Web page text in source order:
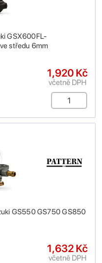
GSX600FL-
středu 6mm
1,920 Kč
včetně DPH
GS550 GS750 GS850
1,632 Kč
včetně DPH